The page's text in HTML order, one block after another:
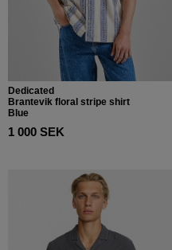
Dedicated
Brantevik floral stripe shirt
Blue
1 000 SEK